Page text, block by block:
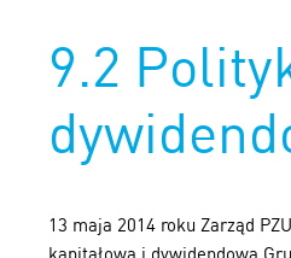
9.2
13 maja 2014 roku Zarząd